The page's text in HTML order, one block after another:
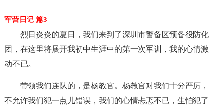
军营日记 篇3
烈日炎炎的夏日，我们来到了深圳市警备区预备役防化
团，在这里将展开我初中生涯中的第一次军训，我的心情激
动不已。
带领我们连队的，是杨教官。杨教官对我们十分严厉，
不允许我们犯一点儿错误，我们的心情忐忑不已，生怕犯了